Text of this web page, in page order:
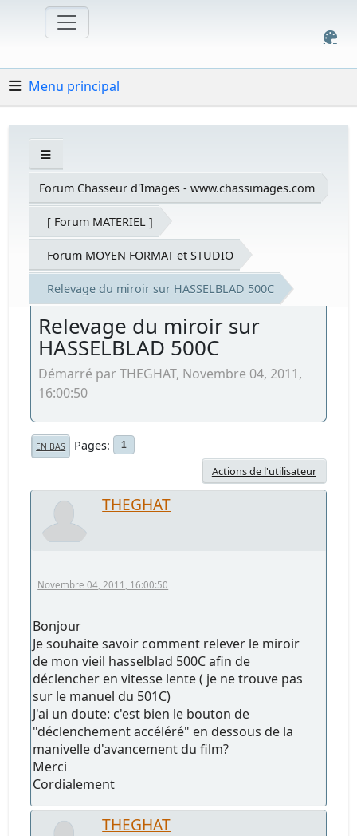
Menu principal
Forum Chasseur d'Images - www.chassimages.com
[ Forum MATERIEL ]
Forum MOYEN FORMAT et STUDIO
Relevage du miroir sur HASSELBLAD 500C
Relevage du miroir sur
HASSELBLAD 500C
Démarré par THEGHAT, Novembre 04, 2011,
16:00:50
EN BAS Pages 1
Actions de l'utilisateur
THEGHAT
Novembre 04, 2011, 16:00:50
Bonjour
Je souhaite savoir comment relever le miroir
de mon vieil hasselblad 500C afin de
déclencher en vitesse lente ( je ne trouve pas
sur le manuel du 501C)
J'ai un doute: c'est bien le bouton de
"déclenchement accéléré" en dessous de la
manivelle d'avancement du film?
Merci
Cordialement
THEGHAT